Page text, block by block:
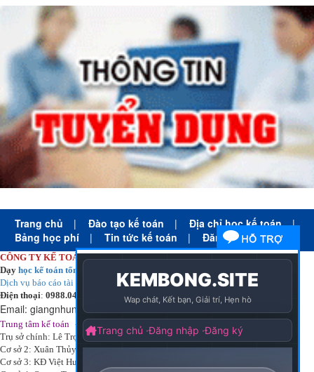
Trang chủ | Đào tạo kế toán | Địa chỉ học kế toán
|
Bảng học phí
| Tin tức kế toán | Đăng ký học
CÔNG TY KẾ TOÁN HÀ NỘI
Dạy học kế toán tổng hợp
Dịch vụ báo cáo tài chính
chuyên nghiệp uy tín giá rẻ
Điện thoại: 0988.043.053
Email: giangnhungkthn@gmail.com
Trung tâm kế toán - Công ty kế toán hà nội ạy tại:
Trụ sở chính: Lê Trọng Tấn - Thanh Xuân - Hà Nội
Cơ sở 2: Xuân Thủy - Cầu Giấy - Hà Nội
Cơ sở 3: KĐ Việt Hưng - Long Biên - Hà Nội